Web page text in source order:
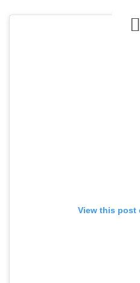
View this post